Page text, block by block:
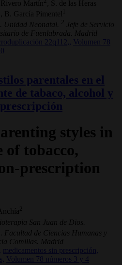
Rivero Martín
, S. de las Heras
, B. García Pimentel 1
Unidad Neonatal. 2 Jefe de Servicio
de Fuenlabrada. Madrid
22q112,,
Volumen 78
parentales en el
de tabaco, alcohol y
styles in
of tobacco,
prescription
2
San Juan de Dios.
Facultad de Ciencias Humanas y
Comillas. Madrid
medicamentos sin prescripción,
Volumen 78 números 3 y 4